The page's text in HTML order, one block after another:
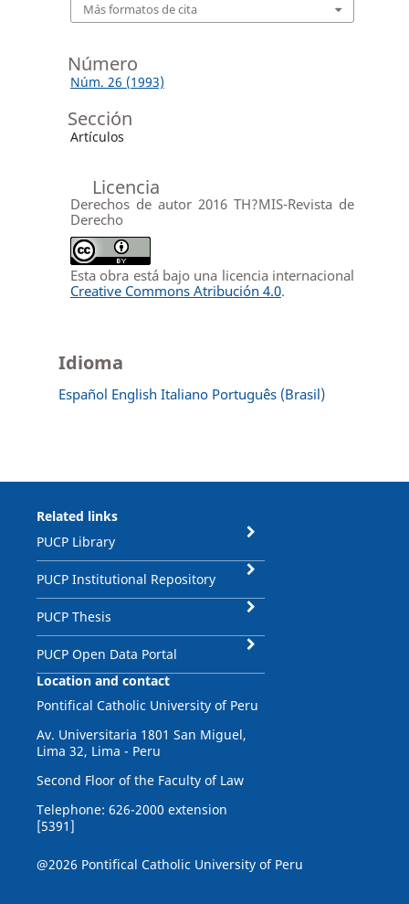
Más formatos de cita
Número
Núm. 26 (1993)
Sección
Artículos
Licencia
Derechos de autor 2016 TH?MIS-Revista de
Derecho
Esta obra está bajo una licencia internacional
Creative Commons Atribución 4.0.
Idioma
Español English Italiano Português (Brasil)
Related links
PUCP Library
PUCP Institutional Repository
PUCP Thesis
PUCP Open Data Portal
Location and contact
Pontifical Catholic University of Peru
Av. Universitaria 1801 San Miguel,
Lima 32, Lima - Peru
Second Floor of the Faculty of Law
Telephone: 626-2000 extension
[5391]
@2026 Pontifical Catholic University of Peru